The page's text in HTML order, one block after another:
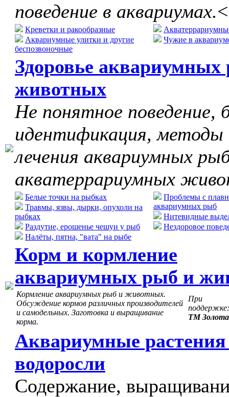
поведение в аквариумах.<
Креветки и ракообразные
Аквариумные улитки и другие
беспозвоночные
Чужие в
Здоровье
животных
Не понятное поведение,
идентификация, методы
лечения аквариумных
акватеррариумных
Белые точки на рыбках
Травмы, язвы, дырки, опухоли на
рыбках
Раздутие, ерошенье чешуи у рыб
Налёты, пятна, "вата" на рыбе
Проблемы с
аквариумных рыб
Нитевидные
Нездоровое
Корм и кормление
аквариумных рыб и
Кормление аквариумных рыб и животных.
Обсуждение кормов различных производителей
и самодельных. Заготовка и выращивание
корма.
При
поддержке:
ТМ
Аквариумные
водоросли
Содержание,